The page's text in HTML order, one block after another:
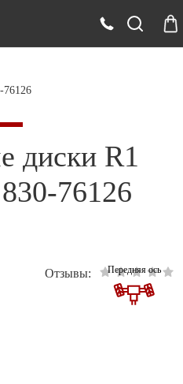
76126
диски R1
76126
Передняя ось
Отзывы: